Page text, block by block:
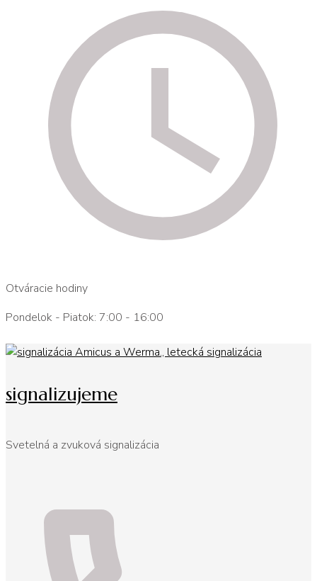
Otváracie hodiny
Pondelok - Piatok: 7:00 - 16:00
signalizujeme
Svetelná a zvuková signalizácia